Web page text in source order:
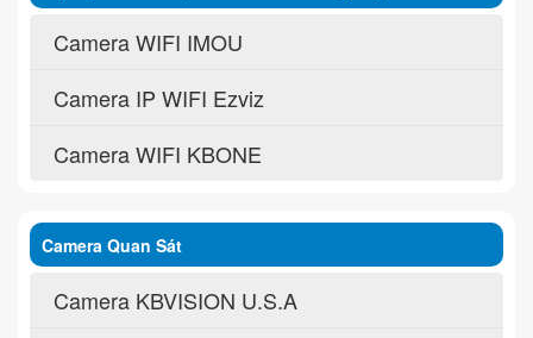
Camera WIFI IMOU
Camera IP WIFI Ezviz
Camera WIFI KBONE
Camera Quan Sát
Camera KBVISION U.S.A